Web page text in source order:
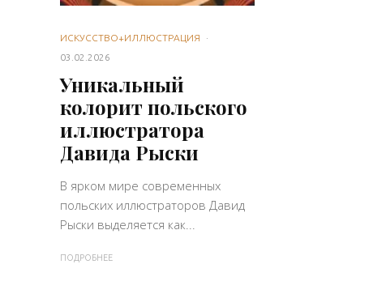
ИСКУССТВО+ИЛЛЮСТРАЦИЯ
·
03.02.2026
Уникальный
колорит польского
иллюстратора
Давида Рыски
В ярком мире современных
польских иллюстраторов Давид
Рыски выделяется как...
ПОДРОБНЕЕ